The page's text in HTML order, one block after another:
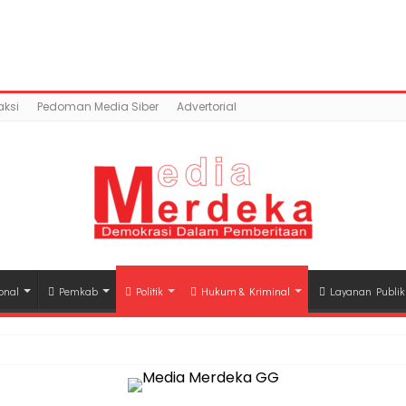
Pedoman Media Siber Advertorial
Pemkab Politik Hukum & Kriminal Layanan Publik
Waris Korban Kebakaran KM Mutiara Sentosa II